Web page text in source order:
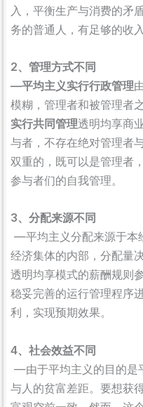
入，平衡生产与消费的矛
务的普通人，有足够的收
2、管理方式不同
—平均主义实行行政管理
模糊，管理者和被管理者
实行共同管理透明均享商
与者，不存在绝对管理者
双重的，既可以是管理者
参与者们的自我管理。
3、分配来源不同
—平均主义分配来源于本
经济集体的内部，分配量
透明均享模式的薪酬规则
稳妥完善的运行管理程序
利，实现预期效果。
4、社会效益不同
—由于平均主义的目的是
与人的贫富差距。要想获